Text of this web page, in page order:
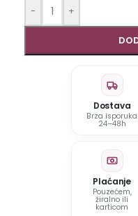
- +
Dostava
Brza isporuka
24–48h
Plaćanje
Pouzećem,
žiralno ili
karticom